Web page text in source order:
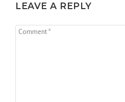
LEAVE A REPLY